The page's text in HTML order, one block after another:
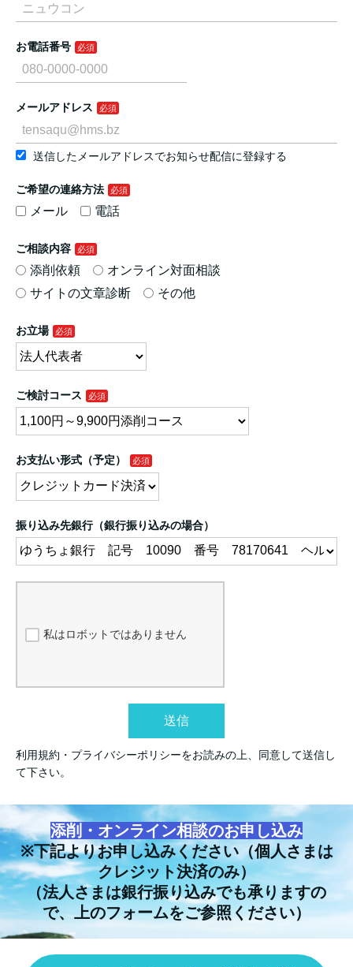
お電話番号
メールアドレス
送信したメールアドレスでお知らせ配信に登録する
ご希望の連絡方法
メール 電話
ご相談内容
添削依頼
オンライン対面相談
サイトの文章診断
その他
お立場
ご検討コース
お支払い形式（予定）
振り込み先銀行（銀行振り込みの場合）
私はロボットではありません
送信
利用規約・プライバシーポリシーをお読みの上、同意して送信し
て下さい。
添削・オンライン相談のお申し込み
※下記よりお申し込みください（個人さまは
クレジット決済のみ）
（法人さまは銀行振り込みでも承りますの
で、上のフォームをご参照ください）